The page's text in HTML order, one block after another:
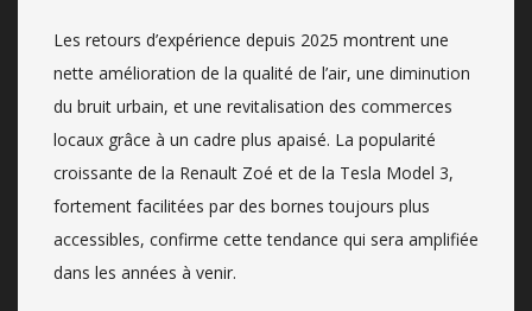
Les retours d’expérience depuis 2025 montrent une
nette amélioration de la qualité de l’air, une diminution
du bruit urbain, et une revitalisation des commerces
locaux grâce à un cadre plus apaisé. La popularité
croissante de la Renault Zoé et de la Tesla Model 3,
fortement facilitées par des bornes toujours plus
accessibles, confirme cette tendance qui sera amplifiée
dans les années à venir.